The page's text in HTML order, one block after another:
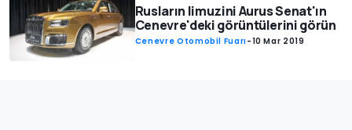
Rusların limuzini Aurus Senat'ın
Cenevre'deki görüntülerini görün
Cenevre Otomobil Fuarı-10 Mar 2019